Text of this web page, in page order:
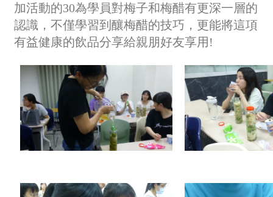
加活動的30為學員對梅子和梅醋有更深一層的
認識，不僅學習到釀梅醋的技巧，更能將這項
有益健康的飲品分享給親朋好友享用!